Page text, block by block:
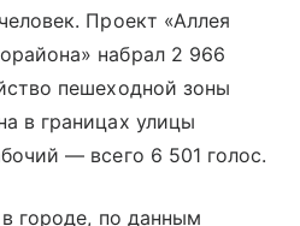
Проект «Аллея
набрал 2 966
пешеходной зоны
в границах улицы
— всего 6 501 голос.
городе, по данным